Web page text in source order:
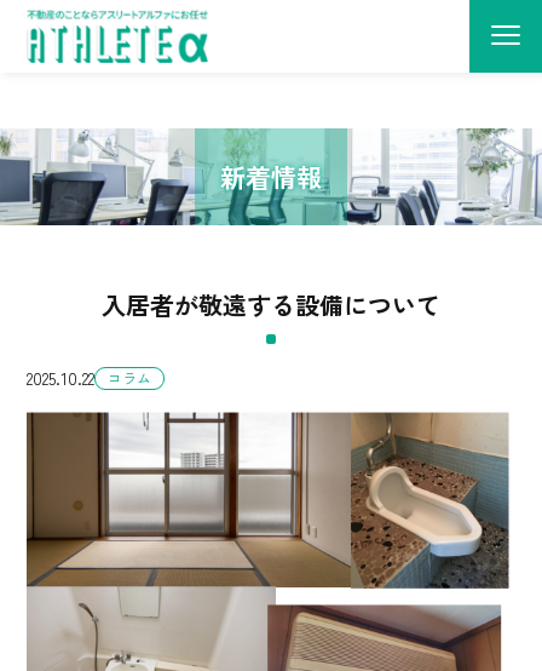
建物管理・原状回復・リノベーション・売買仲介に関するコラムや、当社か
らのお知らせを発信しています。
新着情報
入居者が敬遠する設備について
2025.10.22 コラム